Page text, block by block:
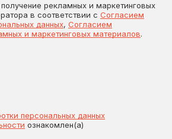
рекламных и маркетинговых
в соответствии с Согласием
данных, Согласием
и маркетинговых материалов.
персональных данных
ознакомлен(а)